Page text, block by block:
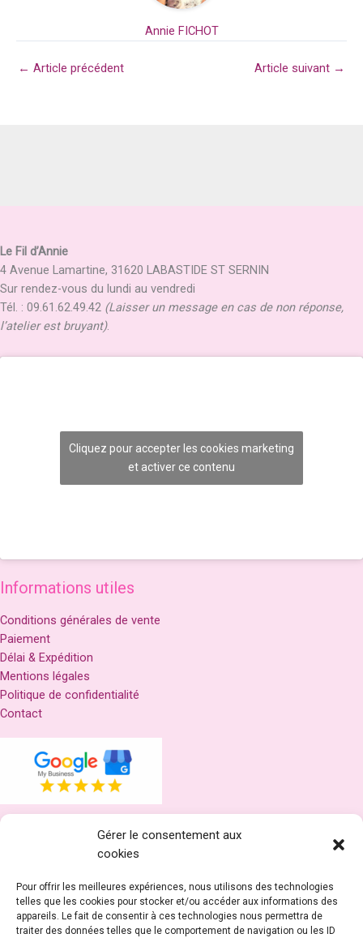
Gérer le consentement aux
cookies
Pour offrir les meilleures expériences, nous utilisons des technologies
telles que les cookies pour stocker et/ou accéder aux informations des
appareils. Le fait de consentir à ces technologies nous permettra de
traiter des données telles que le comportement de navigation ou les ID
Annie FICHOT
← Article précédent Article suivant →
Le Fil d’Annie
4 Avenue Lamartine, 31620 LABASTIDE ST SERNIN
Sur rendez-vous du lundi au vendredi
Tél. : 09.61.62.49.42 (Laisser un message en cas de non réponse,
l’atelier est bruyant).
Cliquez pour accepter les cookies marketing
et activer ce contenu
Informations utiles
Conditions générales de vente
Paiement
Délai & Expédition
Mentions légales
Politique de confidentialité
Contact